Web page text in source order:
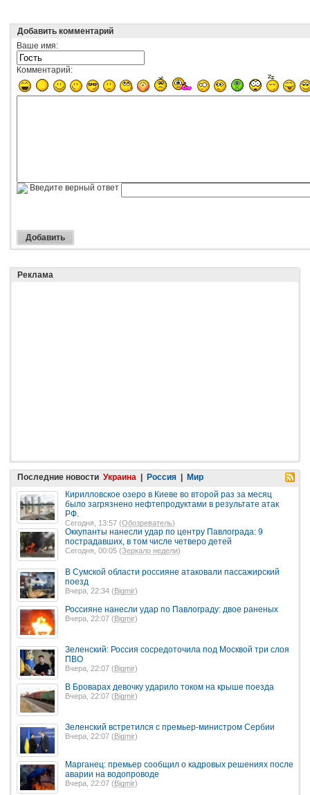
Добавить комментарий
Ваше имя:
Комментарий:
Введите верный ответ
Реклама
Последние новости Украина | Россия | Мир
Кирилловское озеро в Киеве во второй раз за месяц
было загрязнено нефтепродуктами в результате атак
РФ.
Сегодня, 13:57 (Обозреватель)
Оккупанты нанесли удар по центру Павлограда: 9
пострадавших, в том числе четверо детей
Сегодня, 00:05 (Зеркало недели)
В Сумской области россияне атаковали пассажирский
поезд
Вчера, 22:34 (Bigmir)
Россияне нанесли удар по Павлограду: двое раненых
Вчера, 22:07 (Bigmir)
Зеленский: Россия сосредоточила под Москвой три слоя
ПВО
Вчера, 22:07 (Bigmir)
В Броварах девочку ударило током на крыше поезда
Вчера, 22:07 (Bigmir)
Зеленский встретился с премьер-министром Сербии
Вчера, 22:07 (Bigmir)
Марганец: премьер сообщил о кадровых решениях после
аварии на водопроводе
Вчера, 22:07 (Bigmir)